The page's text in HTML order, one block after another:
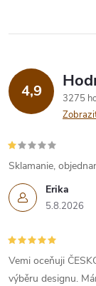
4,9
3275
Erika
5.8.2026
Sklamanie,
Vemi oceňuji
výběru designu.